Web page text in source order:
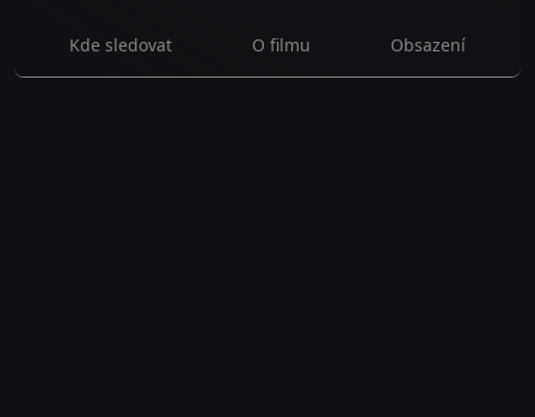
Kde sledovat O filmu Obsazení